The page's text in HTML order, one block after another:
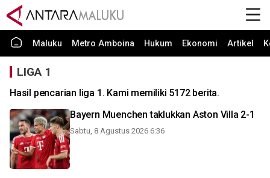
Maluku Metro Amboina Hukum Ekonomi Artikel
LIGA 1
Hasil pencarian liga 1. Kami memiliki 5172 berita.
Bayern Muenchen taklukkan Aston Villa 2-1
Sabtu, 8 Agustus 2026 6:36